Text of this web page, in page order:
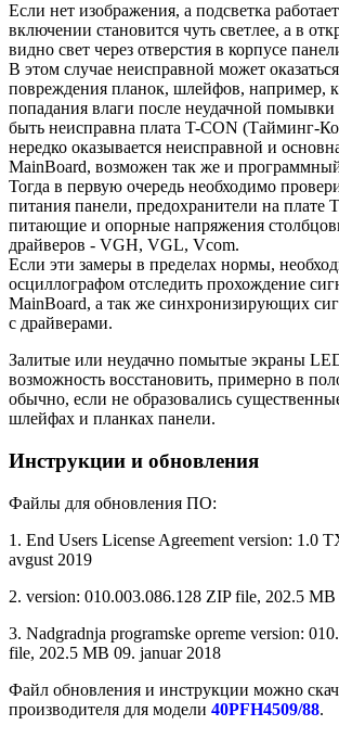
Если нет изображения, а подсветка
включении становится чуть светлее, а в
видно свет через отверстия в корпусе
В этом случае неисправной может
повреждения планок, шлейфов, например,
попадания влаги после неудачной
быть неисправна плата T-CON (Тайминг-
нередко оказывается неисправной и
MainBoard, возможен так же и
Тогда в первую очередь необходимо
питания панели, предохранители на плате
питающие и опорные напряжения
драйверов - VGH, VGL, Vcom.
Если эти замеры в пределах нормы,
осциллографом отследить прохождение
MainBoard, а так же синхронизирующих
с драйверами.
Залитые или неудачно помытые экраны
возможность восстановить, примерно в
обычно, если не образовались
шлейфах и планках панели.
Инструкции и обновления
Файлы для обновления ПО:
1. End Users License Agreement version: 1.0
avgust 2019
2. version: 010.003.086.128 ZIP file, 202.5
3. Nadgradnja programske opreme version:
file, 202.5 MB 09. januar 2018
Файл обновления и инструкции можно
производителя для модели 40PFH4509/88.